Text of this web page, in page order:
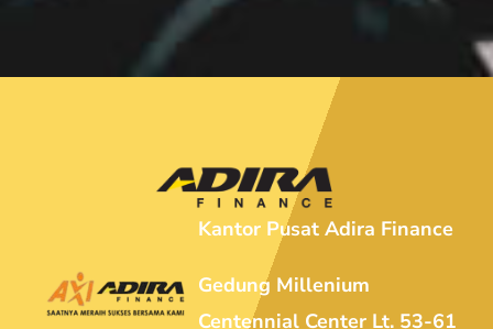
Kantor Pusat Adira Finance
Gedung Millenium
Centennial Center Lt. 53-61